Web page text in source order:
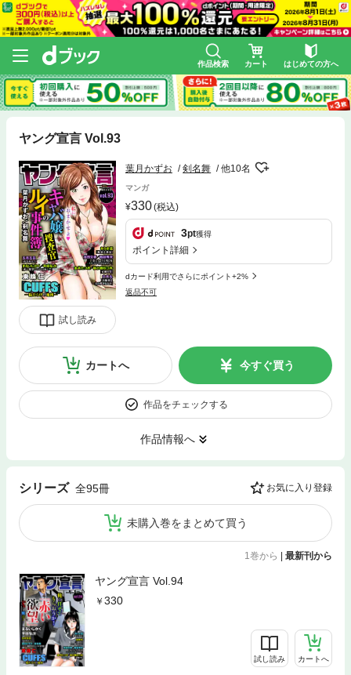
作品検索 カート はじめての方へ
ヤング宣言 Vol.93
試し読み
葉月かずお 剣名舞 他10名
マンガ
330(税込)
3pt獲得
ポイント詳細
dカード利用でさらにポイント+2%
返品不可
カートへ 今すぐ買う
作品をチェックする
作品情報へ
シリーズ 全95冊 お気に入り登録
未購入巻をまとめて買う
1巻から | 最新刊から
ヤング宣言 Vol.94
330
試し読み カートへ